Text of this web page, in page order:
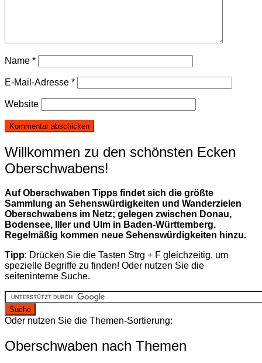
Name *
E-Mail-Adresse *
Website
Willkommen zu den schönsten Ecken
Oberschwabens!
Auf Oberschwaben Tipps findet sich die größte
Sammlung an Sehenswürdigkeiten und Wanderzielen
Oberschwabens im Netz; gelegen zwischen Donau,
Bodensee, Iller und Ulm in Baden-Württemberg.
Regelmäßig kommen neue Sehenswürdigkeiten hinzu.
Tipp: Drücken Sie die Tasten Strg + F gleichzeitig, um
spezielle Begriffe zu finden! Oder nutzen Sie die
seiteninterne Suche.
Oder nutzen Sie die Themen-Sortierung:
Oberschwaben nach Themen